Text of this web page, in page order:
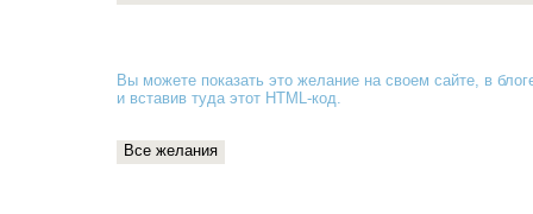
Вы можете показать это желание на своем сайте, в
и вставив туда этот HTML-код.
Все желания